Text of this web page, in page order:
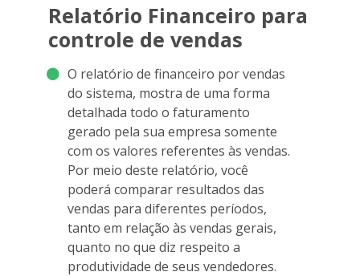
Relatório Financeiro para
controle de vendas
O relatório de financeiro por vendas
do sistema, mostra de uma forma
detalhada todo o faturamento
gerado pela sua empresa somente
com os valores referentes às vendas.
Por meio deste relatório, você
poderá comparar resultados das
vendas para diferentes períodos,
tanto em relação às vendas gerais,
quanto no que diz respeito a
produtividade de seus vendedores.